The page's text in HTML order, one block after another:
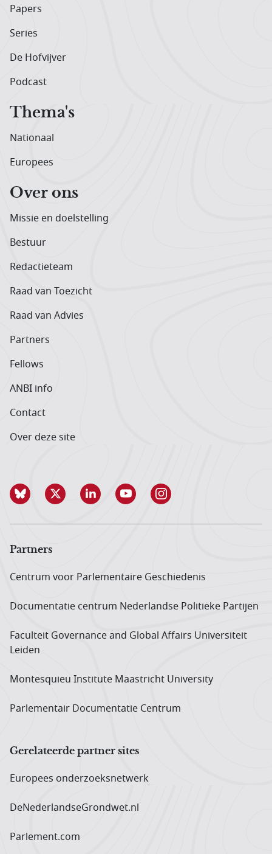
Papers
Series
De Hofvijver
Podcast
Thema's
Nationaal
Europees
Over ons
Missie en doelstelling
Bestuur
Redactieteam
Raad van Toezicht
Raad van Advies
Partners
Fellows
ANBI info
Contact
Over deze site
Partners
Centrum voor Parlementaire Geschiedenis
Documentatie centrum Neder­landse Politieke Partijen
Faculteit Governance and Global Affairs Universiteit
Leiden
Montesquieu Institute Maastricht University
Parlementair Documentatie Centrum
Gerelateerde partner sites
Europees onderzoeks­netwerk
DeNederlandseGrondwet.nl
Parlement.com